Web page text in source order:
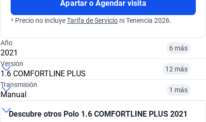
Apartar o Agendar visita
ᴬ Precio no incluyeTarifa de Servicio ni Tenencia 2026.
Año
2021 6 más
¿Comparar versiones? → Pregúntale a KOPI
2015
Versión
1.6 COMFORTLINE PLUS 12 más
¿Comparar versiones? → Pregúntale a KOPI
Transmisión
Manual 1 más
¿Comparar versiones? → Pregúntale a KOPI
Descubre otros Polo 1.6 COMFORTLINE PLUS 2021